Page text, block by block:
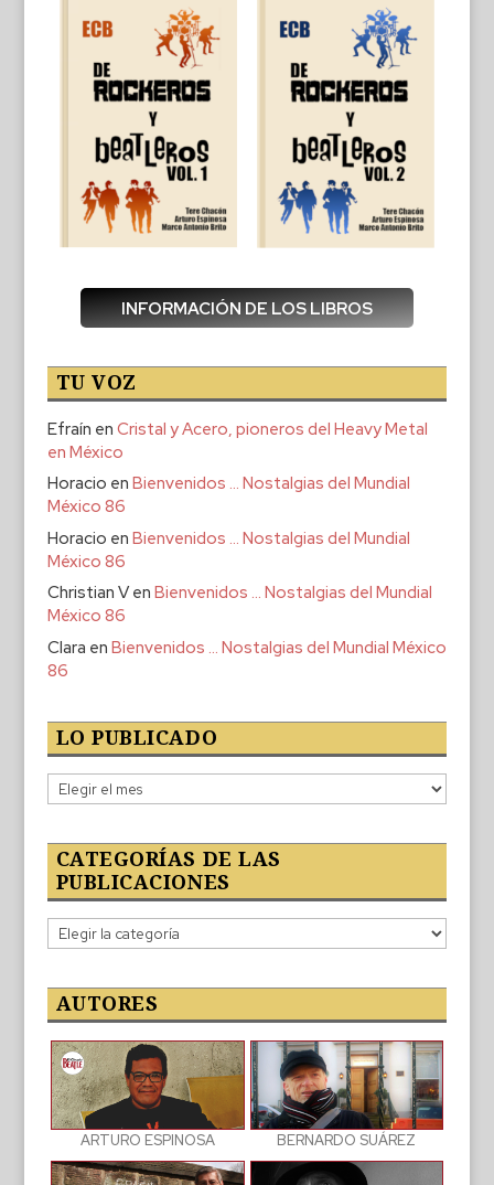
INFORMACIÓN DE LOS LIBROS
TU VOZ
Efraín en Cristal y Acero, pioneros del Heavy Metal
en México
Horacio en Bienvenidos … Nostalgias del Mundial
México 86
Horacio en Bienvenidos … Nostalgias del Mundial
México 86
Christian Ven Bienvenidos … Nostalgias del Mundial
México 86
Clara en Bienvenidos … Nostalgias del Mundial México
86
LO PUBLICADO
Lo
publicado
CATEGORÍAS DE LAS
PUBLICACIONES
Categorías
de
publicaciones
AUTORES
ARTURO ESPINOSA BERNARDO SUÁREZ